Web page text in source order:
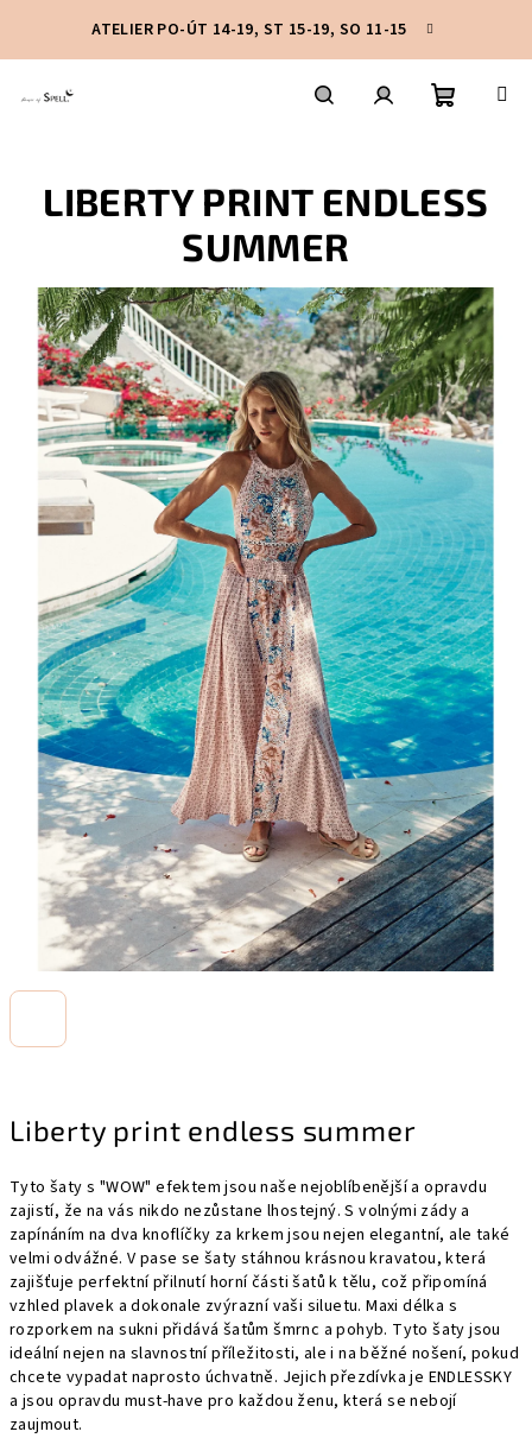
obsah
ATELIER PO-ÚT 14-19, ST 15-19, SO 11-15
košík
Liberty print endless summer
Tyto šaty s "WOW" efektem jsou naše nejoblíbenější a opravdu
zajistí, že na vás nikdo nezůstane lhostejný. S volnými zády a
zapínáním na dva knoflíčky za krkem jsou nejen elegantní, ale také
velmi odvážné. V pase se šaty stáhnou krásnou kravatou, která
zajišťuje perfektní přilnutí horní části šatů k tělu, což připomíná
vzhled plavek a dokonale zvýrazní vaši siluetu. Maxi délka s
rozporkem na sukni přidává šatům šmrnc a pohyb. Tyto šaty jsou
ideální nejen na slavnostní příležitosti, ale i na běžné nošení, pokud
chcete vypadat naprosto úchvatně. Jejich přezdívka je ENDLESSKY
a jsou opravdu must-have pro každou ženu, která se nebojí
zaujmout.
LIBERTY PRINT ENDLESS
SUMMER